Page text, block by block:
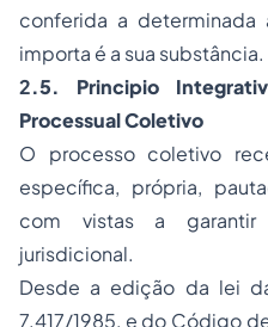
conferida a
importa é a sua substância.
2.5. Principio
Processual Coletivo
O processo coletivo
específica, própria,
com vistas a garantir
jurisdicional.
Desde a edição da lei
7.417/1985, e do Código